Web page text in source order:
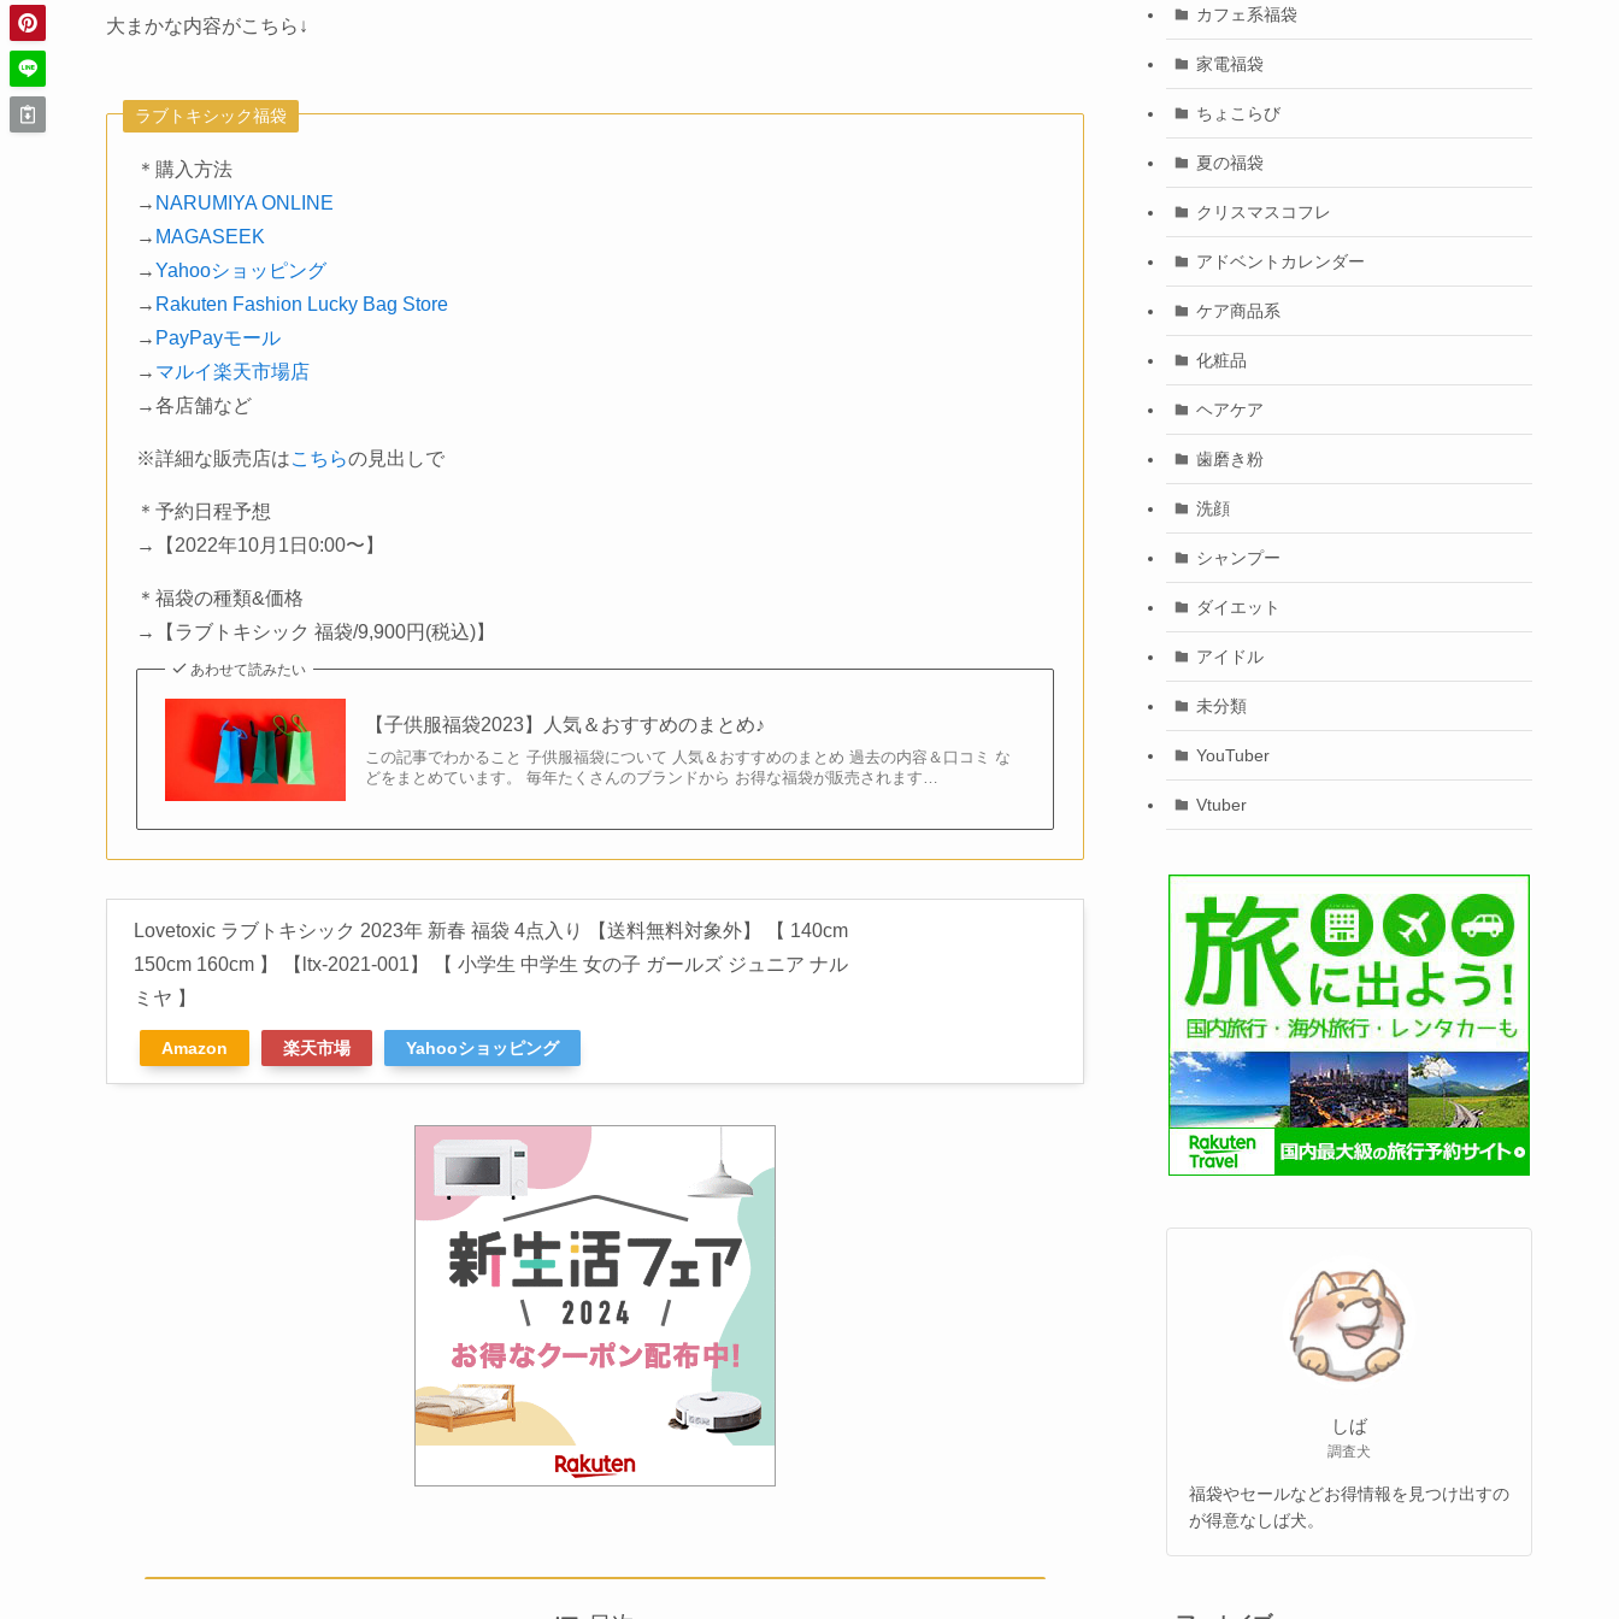
大まかな内容がこちら↓
ラブトキシック福袋
＊購入方法
→ NARUMIYA ONLINE
→ MAGASEEK
→Yahooショッピング
→ Rakuten Fashion Lucky Bag Store
→ PayPayモール
→ マルイ楽天市場店
→各店舗など
※詳細な販売店はこちらの見出しで
＊予約日程予想
→【2022年10月1日0:00〜】
＊福袋の種類&価格
→【ラブトキシック 福袋/9,900円(税込)】
あわせて読みたい
【子供服福袋2023】人気＆おすすめのまとめ♪
この記事でわかること 子供服福袋について 人気＆おすすめのまとめ 過去の内容＆口コミ な
どをまとめています。 毎年たくさんのブランドから お得な福袋が販売されます…
Lovetoxic ラブトキシック 2023年 新春 福袋 4点入り 【送料無料対象外】 【 140cm
150cm 160cm 】 【ltx-2021-001】 【 小学生 中学生 女の子 ガールズ ジュニア ナル
ミヤ 】
Amazon 楽天市場 Yahooショッピング
カフェ系福袋
家電福袋
ちょこらび
夏の福袋
クリスマスコフレ
アドベントカレンダー
ケア商品系
化粧品
ヘアケア
歯磨き粉
洗顔
シャンプー
ダイエット
アイドル
未分類
YouTuber
Vtuber
しば
調査犬
福袋やセールなどお得情報を見つけ出すの
が得意なしば犬。